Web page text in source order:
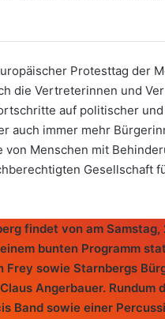
Protesttag der
die Vertreterinnen und
auf politischer
auch immer mehr
Menschen mit
Gesellschaft
findet von am Samstag,
bunten Programm
Frey sowie Starnbergs
Angerbauer.
Band sowie einer